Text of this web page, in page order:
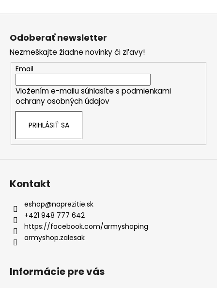
Z
Odoberať newsletter
Nezmeškajte žiadne novinky či zľavy!
Email
Vložením e-mailu súhlasíte s podmienkami
ochrany osobných údajov
PRIHLÁSIŤ SA
Kontakt
eshop@naprezitie.sk
+421 948 777 642
https://facebook.com/armyshoping
armyshop.zalesak
Informácie pre vás